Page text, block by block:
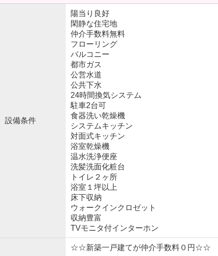
設備条件
陽当り良好
閑静な住宅地
仲介手数料無料
フローリング
バルコニー
都市ガス
公営水道
公共下水
24時間換気システム
駐車2台可
食器洗い乾燥機
システムキッチン
対面式キッチン
浴室乾燥機
温水洗浄便座
洗髪洗面化粧台
トイレ２ヶ所
浴室１坪以上
床下収納
ウォークインクロゼット
収納豊富
TVモニタ付インターホン
☆☆新築一戸建てが仲介手数料０円☆☆